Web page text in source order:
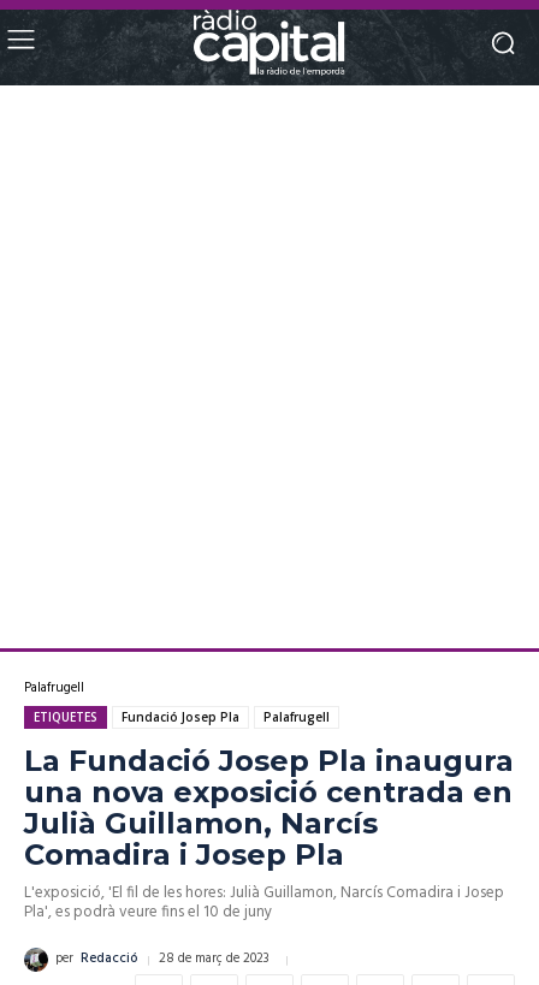
Palafrugell
ETIQUETES Fundació Josep Pla Palafrugell
La Fundació Josep Pla inaugura
una nova exposició centrada en
Julià Guillamon, Narcís
Comadira i Josep Pla
L'exposició, 'El fil de les hores: Julià Guillamon, Narcís Comadira i Josep
Pla', es podrà veure fins el 10 de juny
per Redacció 28 de març de 2023